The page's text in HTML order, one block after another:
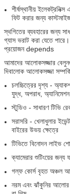
শীর্ষস্থানীয়
ফিট করার জন্য
স্থগিতের ব্যবহারের জন্য
গ্যাস ভরাট করা যেতে পারে।
প্রয়োজন depends
আমাদের আলোকসজ্জার
দিবালোক আলোকসজ্জা
চলচ্চিত্রের দৃশ্য -
যুদ্ধ, অপরাধ,
স্টুডিও - সাধারণ টিভি
সরাসরি - খেলাধুলার
বাইরের উভয় ক্ষেত্রে
টিভিতে বিনোদন লাইভ
ক্যামেরার শুটিংয়ের
গল্ফ কোর্স বৃহত অঞ্চল
নরম এবং ঝাঁকুনির আলোর